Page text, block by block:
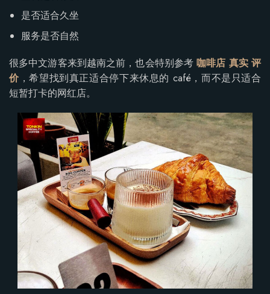
是否适合久坐
服务是否自然
很多中文游客来到越南之前，也会特别参考咖啡店 真实 评
价，希望找到真正适合停下来休息的 café，而不是只适合
短暂打卡的网红店。